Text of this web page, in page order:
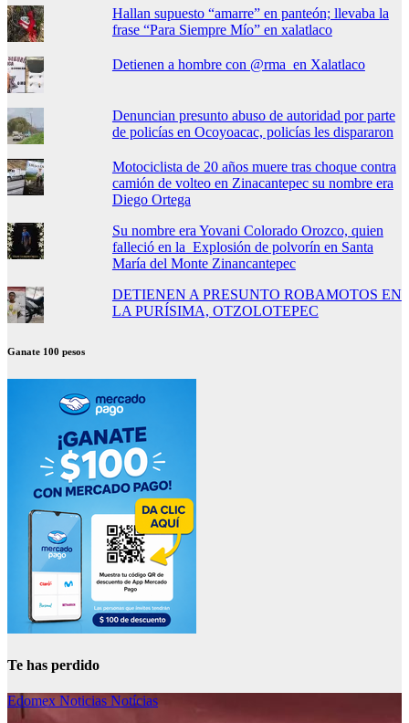
Hallan supuesto “amarre” en panteón; llevaba la
frase “Para Siempre Mío” en xalatlaco
Detienen a hombre con @rma en Xalatlaco
Denuncian presunto abuso de autoridad por parte
de policías en Ocoyoacac, policías les dispararon
Motociclista de 20 años muere tras choque contra
camión de volteo en Zinacantepec su nombre era
Diego Ortega
Su nombre era Yovani Colorado Orozco, quien
falleció en la Explosión de polvorín en Santa
María del Monte Zinancantepec
DETIENEN A PRESUNTO ROBAMOTOS EN
LA PURÍSIMA, OTZOLOTEPEC
Ganate 100 pesos
Te has perdido
Edomex Noticias Notícias